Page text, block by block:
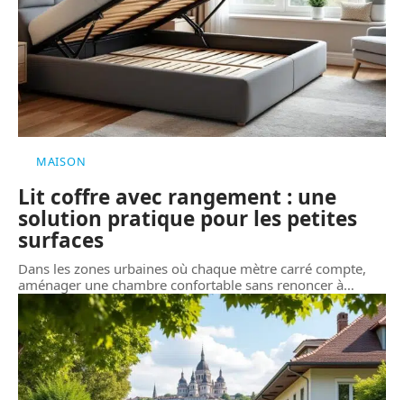
MAISON
Lit coffre avec rangement : une
solution pratique pour les petites
surfaces
Dans les zones urbaines où chaque mètre carré compte,
aménager une chambre confortable sans renoncer à…